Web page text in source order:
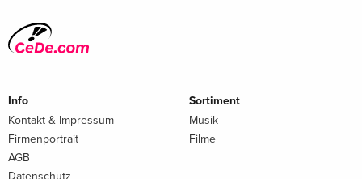
Info
Kontakt & Impressum
Firmenportrait
AGB
Sortiment
Musik
Filme